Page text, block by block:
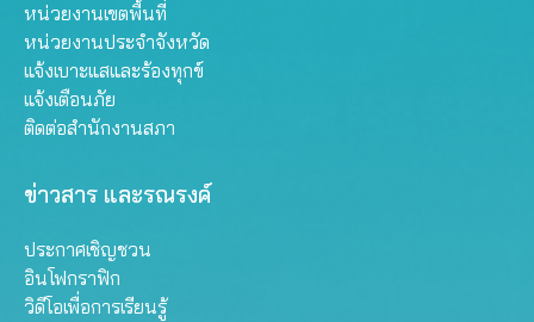
หน่วยงานเขตพื้นที่
หน่วยงานประจำจังหวัด
แจ้งเบาะแสและร้องทุกข์
แจ้งเตือนภัย
ติดต่อสำนักงานสภา
ข่าวสาร และรณรงค์
ประกาศเชิญชวน
อินโฟกราฟิก
วิดีโอเพื่อการเรียนรู้